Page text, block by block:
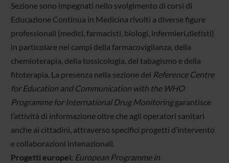
Sezione sono impegnati nello svolgimento di corsi di
Educazione Continua in Medicina rivolti a diverse figure
professionali (medici, farmacisti, biologi, infermieri,dietisti)
in particolare nei campi della farmacovigilanza, della
chemioterapia, della tossicologia, del tabagismo e della
fitoterapia. La presenza nella sezione del Reference Centre
for Education and Communication with the WHO
Programme for International Drug Monitoringgarantisce
l’attività di informazione oltre che agli operatori sanitari
anche ai cittadini, attraverso specifici progetti d’intervento
e collaborazioni intenazionali.
Progetti europei: European Programme in